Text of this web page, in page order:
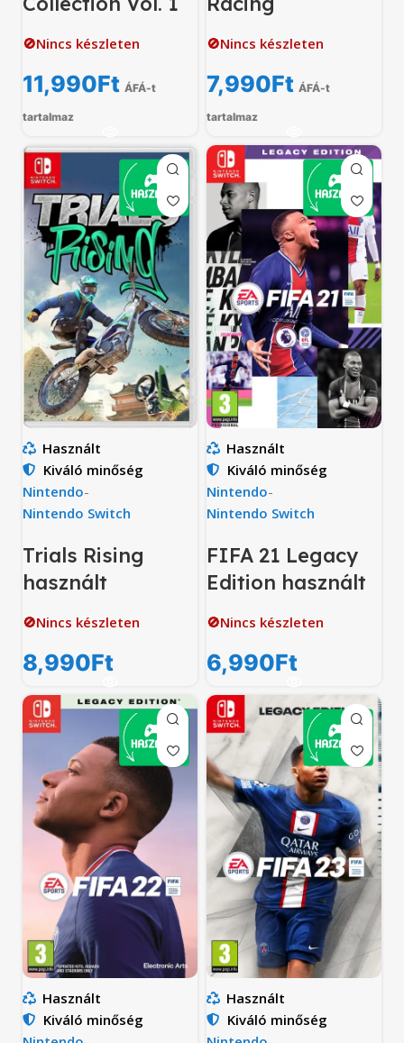
🚫Nincs készleten
11,990Ft ÁFÁ-t
tartalmaz
🚫Nincs készleten
7,990Ft ÁFÁ-t
tartalmaz
Használt
Kiváló minőség
Nintendo-
Nintendo Switch
Trials Rising
használt
🚫Nincs készleten
8,990Ft
Használt
Kiváló minőség
Nintendo-
Nintendo Switch
FIFA 21 Legacy
Edition használt
🚫Nincs készleten
6,990Ft
Használt
Kiváló minőség
Használt
Kiváló minőség